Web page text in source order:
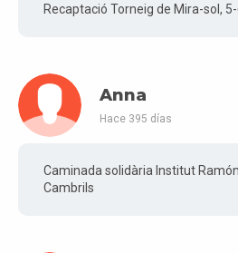
Recaptació Torneig de Mira-sol,
Anna
Hace 395 días
Caminada solidària Institut
Cambrils